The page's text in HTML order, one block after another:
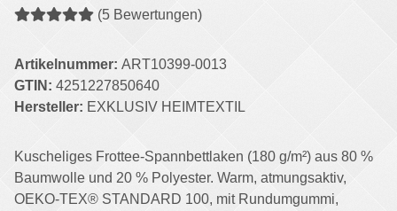
(5 Bewertungen)
Artikelnummer: ART10399-0013
GTIN: 4251227850640
Hersteller: EXKLUSIV HEIMTEXTIL
Kuscheliges Frottee-Spannbettlaken (180 g/m²) aus 80 %
Baumwolle und 20 % Polyester. Warm, atmungsaktiv,
OEKO-TEX® STANDARD 100, mit Rundumgummi,